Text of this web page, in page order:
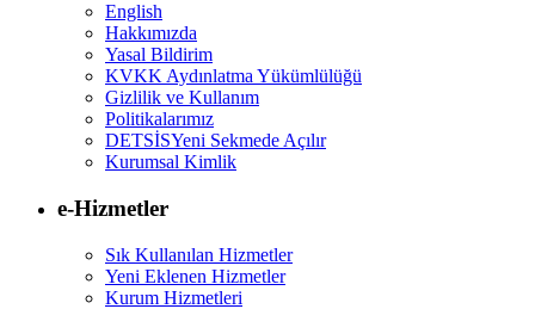
English
Hakkımızda
Yasal Bildirim
KVKK Aydınlatma Yükümlülüğü
Gizlilik ve Kullanım
Politikalarımız
DETSİSYeni Sekmede Açılır
Kurumsal Kimlik
e-Hizmetler
Sık Kullanılan Hizmetler
Yeni Eklenen Hizmetler
Kurum Hizmetleri